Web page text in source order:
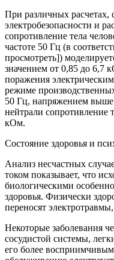
При различных расчетах,
электробезопасности и
сопротивление тела
частоте 50 Гц (в
просмотреть])
значением от 0,85 до 6,7
поражения
режиме
50 Гц, напряжением выше
нейтрали сопротивление
кОм.
Состояние здоровья и
Анализ несчастных
током показывает, что
биологическими
здоровья. Физически
переносят
Некоторые заболевания
сосудистой системы,
его более